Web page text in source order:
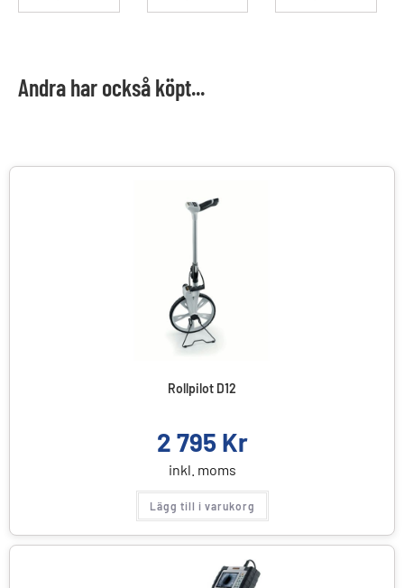
Andra har också köpt...
Rollpilot D12
2 795 Kr
inkl. moms
Lägg till i varukorg